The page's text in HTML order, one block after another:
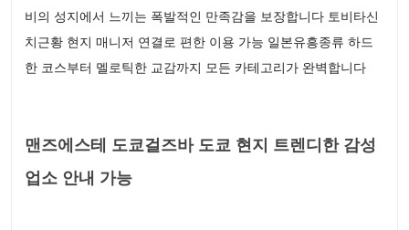
비의 성지에서 느끼는 폭발적인 만족감을 보장합니다 토비타신
치근황 현지 매니저 연결로 편한 이용 가능 일본유흥종류 하드
한 코스부터 멜로틱한 교감까지 모든 카테고리가 완벽합니다
맨즈에스테 도쿄걸즈바 도쿄 현지 트렌디한 감성
업소 안내 가능